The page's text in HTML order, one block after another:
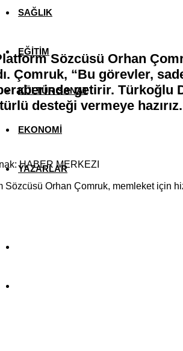
SAĞLIK
EĞİTİM
KÜLTÜR SANAT
EKONOMİ
YAZARLAR
Sözcüsü Orhan
Çomruk, “Bu görevler,
getirir.
desteği vermeye
HABER MERKEZI